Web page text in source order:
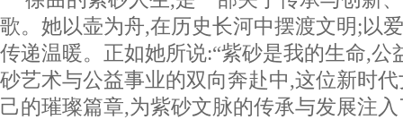
歌。她以壶为舟,在历史长河中摆渡文明;以
传递温暖。正如她所说:“紫砂是我的生命,公
砂艺术与公益事业的双向奔赴中,这位新时
己的璀璨篇章,为紫砂文脉的传承与发展注